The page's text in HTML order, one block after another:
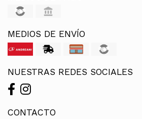
MEDIOS DE ENVÍO
NUESTRAS REDES SOCIALES
CONTACTO